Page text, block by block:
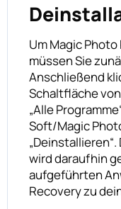
Um Magic
müssen Sie
Anschließend
Schaltfläche
„Alle
Soft/Magic
wird daraufhin
aufgeführten
Recovery zu